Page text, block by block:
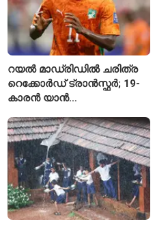
റയൽ മാഡ്രിഡിൽ ചരിത്ര
റെക്കോർഡ് ട്രാൻസ്ഫർ; 19-
കാരൻ യാൻ
സ്വന്തമാക്കി സ്പാനിഷ്
വമ്പന്മാർ